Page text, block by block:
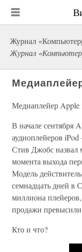
Журнал
Журнал
Медиаплейер Apple
В начале сентября
аудиоплейеров
Стив Джобс
момента выхода
Модель
семнадцать дней в
миллиона
продажи
Кто и что?